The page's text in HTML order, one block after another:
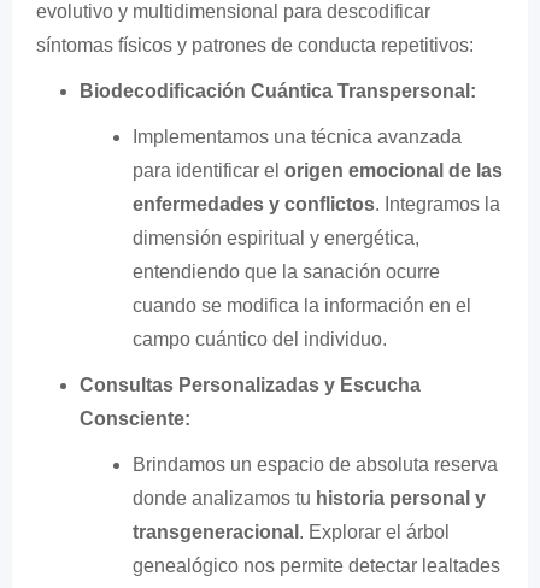
evolutivo y multidimensional para descodificar
síntomas físicos y patrones de conducta repetitivos:
Biodecodificación Cuántica Transpersonal:
Implementamos una técnica avanzada
para identificar el origen emocional de las
enfermedades y conflictos. Integramos la
dimensión espiritual y energética,
entendiendo que la sanación ocurre
cuando se modifica la información en el
campo cuántico del individuo.
Consultas Personalizadas y Escucha
Consciente:
Brindamos un espacio de absoluta reserva
donde analizamos tu historia personal y
transgeneracional . Explorar el árbol
genealógico nos permite detectar lealtades